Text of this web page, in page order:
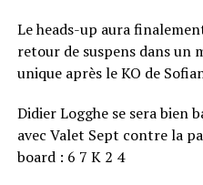
Le heads-up aura
retour de suspens dans un
unique après le KO de
Didier Logghe se sera bien
avec Valet Sept contre la
board : 6 7 K 2 4